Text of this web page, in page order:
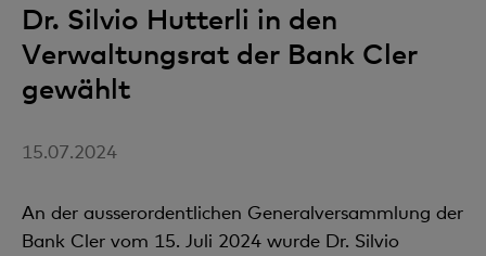
Dr. Silvio Hutterli in den
Verwaltungsrat der Bank Cler
gewählt
15.07.2024
An der ausserordentlichen Generalversammlung der
Bank Cler vom 15. Juli 2024 wurde Dr. Silvio